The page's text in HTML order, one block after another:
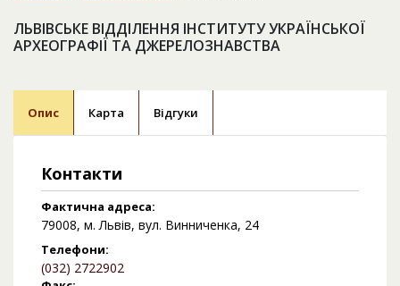
ЛЬВІВСЬКЕ ВІДДІЛЕННЯ ІНСТИТУТУ УКРАЇНСЬКОЇ
АРХЕОГРАФІЇ ТА ДЖЕРЕЛОЗНАВСТВА
Опис Карта Відгуки
Контакти
Фактична адреса:
79008, м. Львів, вул. Винниченка, 24
Телефони:
(032) 2722902